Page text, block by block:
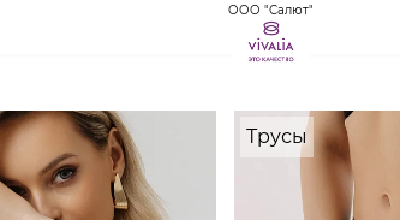
ООО "Салют"
Трусы